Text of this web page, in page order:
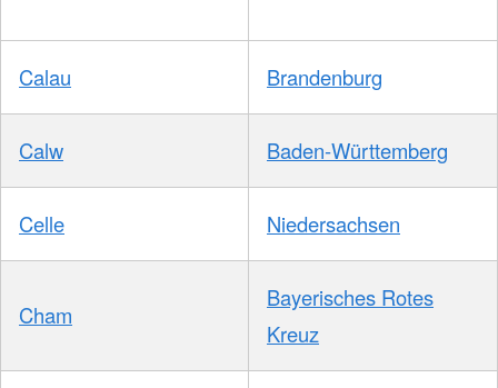
Calau Brandenburg
Calw Baden-Württemberg
Celle Niedersachsen
Cham
Bayerisches Rotes
Kreuz